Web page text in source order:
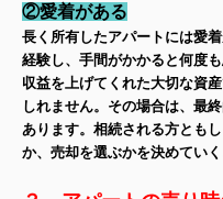
②愛着がある
長く所有したアパートには愛
経験し、手間がかかると何度
収益を上げてくれた大切な資
しれません。その場合は、最
あります。相続される方とも
か、売却を選ぶかを決めていく